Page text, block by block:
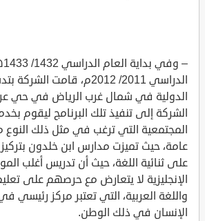
الدراسي 2011/ 2012م، قامت
الدولية في شمال غرب الرياض في حي
الشركة إلى تنفيذ تلك البرنامج ليقوم
المجتمعية التي ترغب في مثل ذلك النوع
عامة، حيث تميزت مدارس ابن خلدون
على ثنائية اللغة، حيث أن تدريس أغلب
الإنجليزية لا يتعارض مع حرصهم على
واللغة العربية، التي تعتبر مركز رئيسي
الإنسان في ذلك الوطن.